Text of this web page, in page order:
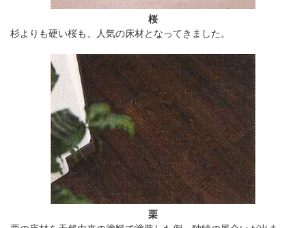
桜
杉よりも硬い桜も、人気の床材となってきました。
栗